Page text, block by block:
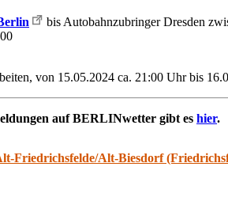
bis Autobahnzubringer Dresden
von 15.05.2024 ca. 21:00 Uhr bis
auf BERLINwetter gibt es hier.
Friedrichsfelde/Alt-Biesdorf